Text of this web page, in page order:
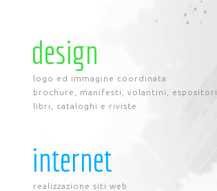
design
logo ed immagine coordinata
brochure, manifesti, volantini, espositori
libri, cataloghi e riviste
internet
realizzazione siti web